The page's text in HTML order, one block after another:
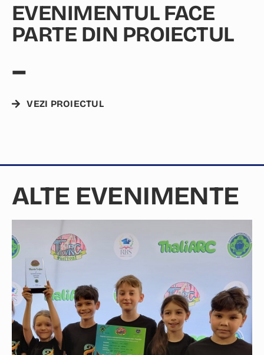
EVENIMENTUL FACE
PARTE DIN PROIECTUL
–
VEZI PROIECTUL
ALTE EVENIMENTE